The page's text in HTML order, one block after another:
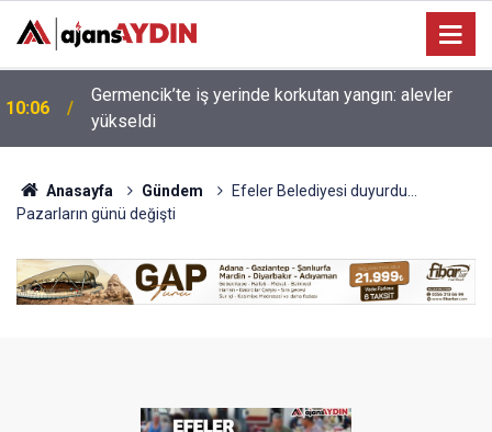
09:38 Vergi ve trafik cezası borçlarına yapılandırma fırsatı
Anasayfa Gündem
Efeler Belediyesi duyurdu…
Pazarların günü değişti